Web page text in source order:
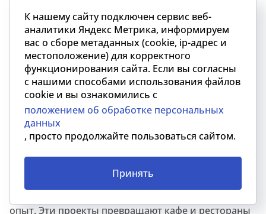
усиливаться, превращая торговые центры в места
для полноценного времяпрепровождения и
привлечения новых сегментов аудитории.
Мода встречает гастрономию: новый формат
отдыха
Бренды одежды и гастрономические заведения
объединяют усилия, создавая уникальные
пространства для отдыха и общения. Такие
коллаборации, как летняя зона O’STIN в кофейнях
или десерт «
опыт. Эти проекты превращают кафе и рестораны
К нашему сайту подключен сервис веб-
аналитики Яндекс Метрика, информируем
вас о сборе метаданных (cookie, ip-адрес и
местоположение) для корректного
функционирования сайта. Если вы согласны
с нашими способами использования файлов
cookie и вы ознакомились с
положением об обработке персональных
данных
, просто продолжайте пользоваться сайтом.
Принять